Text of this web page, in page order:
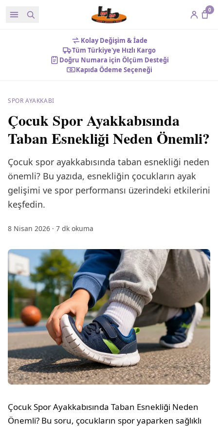
0
Kolay Değişim & İade
Tüm Türkiye'ye Hızlı Kargo
Doğru Numara için Ölçüm Desteği
Kapıda Ödeme Seçeneği
SPOR AYAKKABI
Çocuk Spor Ayakkabısında
Taban Esnekliği Neden Önemli?
Çocuk spor ayakkabısında taban esnekliği neden
önemli? Bu yazıda, esnekliğin çocukların ayak
gelişimi ve spor performansı üzerindeki etkilerini
keşfedin.
8 Nisan 2026 · 7 dk okuma
Çocuk Spor Ayakkabısında Taban Esnekliği Neden
Önemli? Bu soru, çocukların spor yaparken sağlıklı